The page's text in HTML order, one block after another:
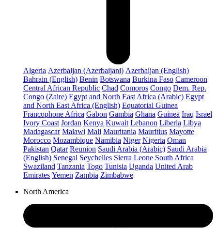
Algeria Azerbaijan (Azerbaijani) Azerbaijan (English)
Bahrain (English) Benin Botswana Burkina Faso Cameroon
Central African Republic Chad Comoros Congo Dem. Rep.
Congo (Zaire) Egypt and North East Africa (Arabic) Egypt
and North East Africa (English) Equatorial Guinea
Francophone Africa Gabon Gambia Ghana Guinea Iraq Israel
Ivory Coast Jordan Kenya Kuwait Lebanon Liberia Libya
Madagascar Malawi Mali Mauritania Mauritius Mayotte
Morocco Mozambique Namibia Niger Nigeria Oman
Pakistan Qatar Reunion Saudi Arabia (Arabic) Saudi Arabia
(English) Senegal Seychelles Sierra Leone South Africa
Swaziland Tanzania Togo Tunisia Uganda United Arab
Emirates Yemen Zambia Zimbabwe
North America